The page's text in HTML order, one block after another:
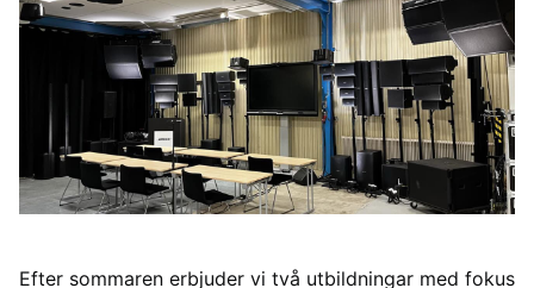
Efter sommaren erbjuder vi två utbildningar med fokus